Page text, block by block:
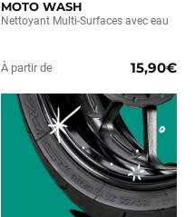
MOTO WASH
Nettoyant Multi-Surfaces avec eau
À partir de 15,90€